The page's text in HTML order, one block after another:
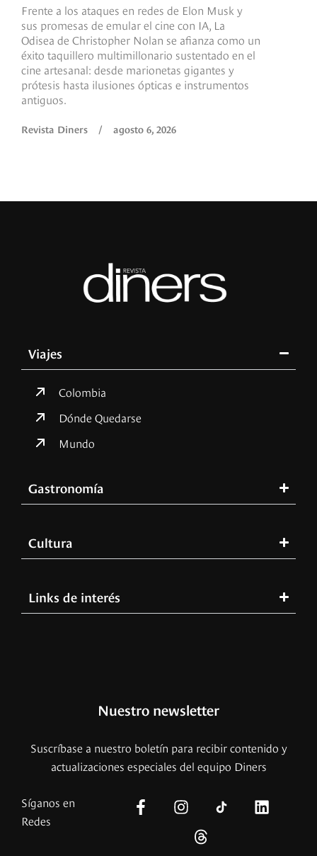
Frente a los ataques en redes de Elon Musk y
sus promesas de emular el cine con IA, La
Odisea de Christopher Nolan se afianza como un
éxito taquillero multimillonario sustentado en el
cine artesanal: desde marionetas gigantes y
prótesis hasta ilusiones ópticas e instrumentos
antiguos.
Revista Diners / agosto 6, 2026
Viajes
Colombia
Dónde Quedarse
Mundo
Gastronomía
Cultura
Links de interés
Nuestro newsletter
Suscríbase a nuestro boletín para recibir contenido y
actualizaciones especiales del equipo Diners
Síganos en
Redes